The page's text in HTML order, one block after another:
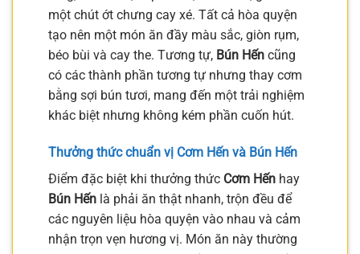
một chút ớt chưng cay xé. Tất cả hòa quyện
tạo nên một món ăn đầy màu sắc, giòn rụm,
béo bùi và cay the. Tương tự, Bún Hến cũng
có các thành phần tương tự nhưng thay cơm
bằng sợi bún tươi, mang đến một trải nghiệm
khác biệt nhưng không kém phần cuốn hút.
Thưởng thức chuẩn vị Cơm Hến và Bún Hến
Điểm đặc biệt khi thưởng thức Cơm Hến hay
Bún Hến là phải ăn thật nhanh, trộn đều để
các nguyên liệu hòa quyện vào nhau và cảm
nhận trọn vẹn hương vị. Món ăn này thường